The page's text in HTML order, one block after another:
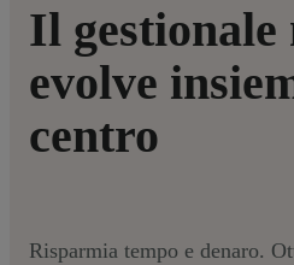
Il gestionale
evolve
centro
Risparmia tempo e denaro.